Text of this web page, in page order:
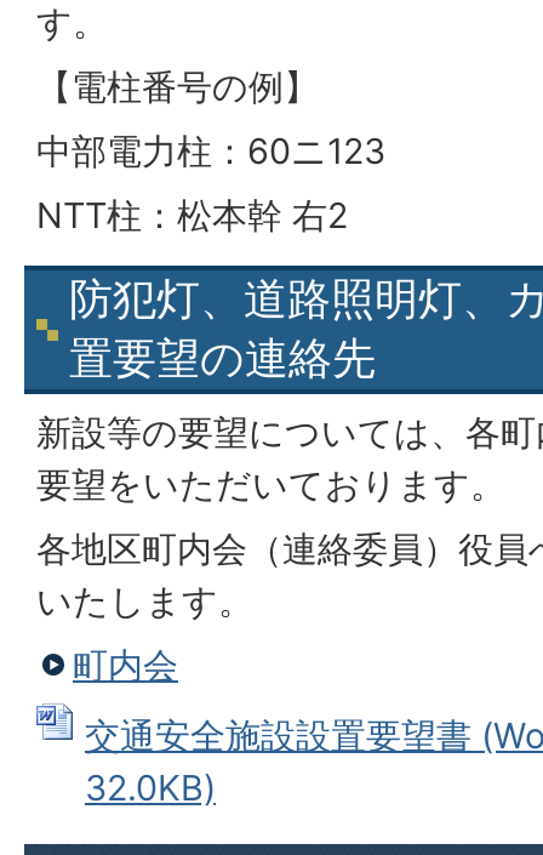
す。
【電柱番号の例】
中部電力柱：60ニ123
NTT柱：松本幹 右2
防犯灯、道路照明灯、
置要望の連絡先
新設等の要望については、各
要望をいただいております。
各地区町内会（連絡委員）役
いたします。
町内会
交通安全施設設置要望書
32.0KB)